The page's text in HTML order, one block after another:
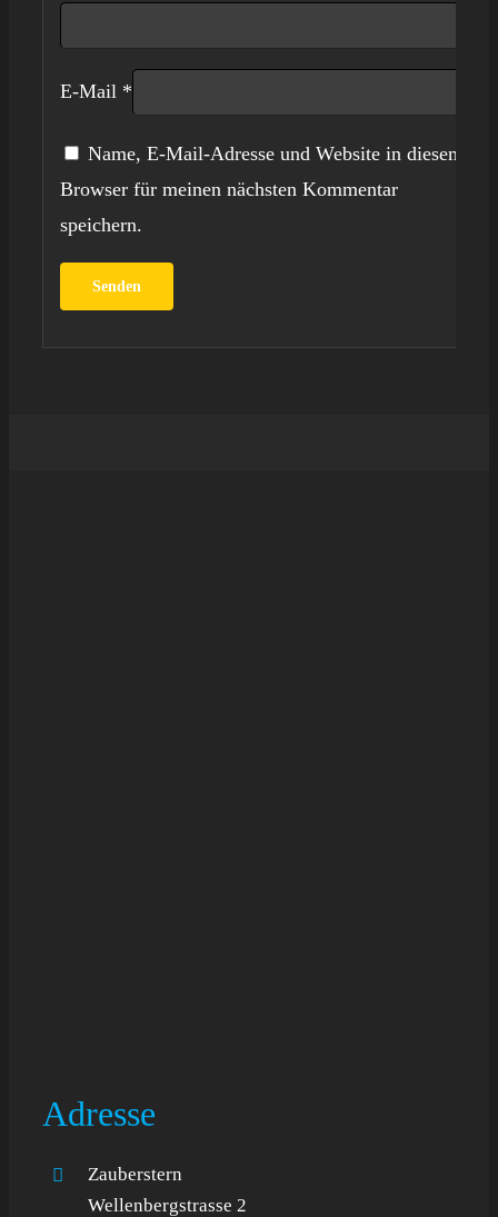
E-Mail *
Name, E-Mail-Adresse und Website in diesem
Browser für meinen nächsten Kommentar
speichern.
Adresse
Zauberstern
Wellenbergstrasse 2